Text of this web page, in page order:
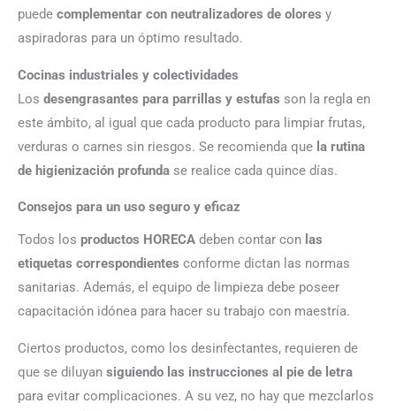
puede complementar con neutralizadores de olores y
aspiradoras para un óptimo resultado.
Cocinas industriales y colectividades
Los desengrasantes para parrillas y estufas son la regla en
este ámbito, al igual que cada producto para limpiar frutas,
verduras o carnes sin riesgos. Se recomienda que la rutina
de higienización profunda se realice cada quince días.
Consejos para un uso seguro y eficaz
Todos los productos HORECA deben contar con las
etiquetas correspondientes conforme dictan las normas
sanitarias. Además, el equipo de limpieza debe poseer
capacitación idónea para hacer su trabajo con maestría.
Ciertos productos, como los desinfectantes, requieren de
que se diluyan siguiendo las instrucciones al pie de letra
para evitar complicaciones. A su vez, no hay que mezclarlos